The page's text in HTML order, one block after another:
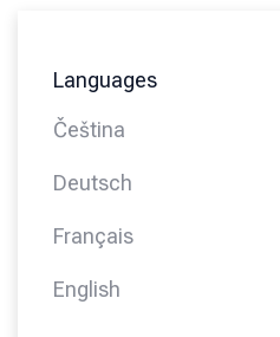
Languages
Čeština
Deutsch
Français
English